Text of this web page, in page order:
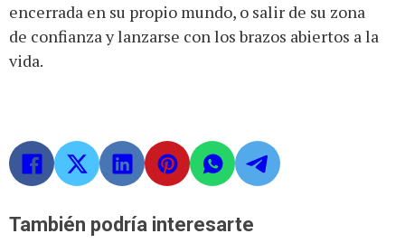
encerrada en su propio mundo, o salir de su zona
de confianza y lanzarse con los brazos abiertos a la
vida.
También podría interesarte